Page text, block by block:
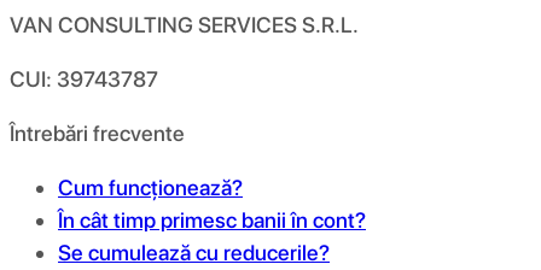
VAN CONSULTING SERVICES S.R.L.
CUI: 39743787
Întrebări frecvente
Cum funcționează?
În cât timp primesc banii în cont?
Se cumulează cu reducerile?